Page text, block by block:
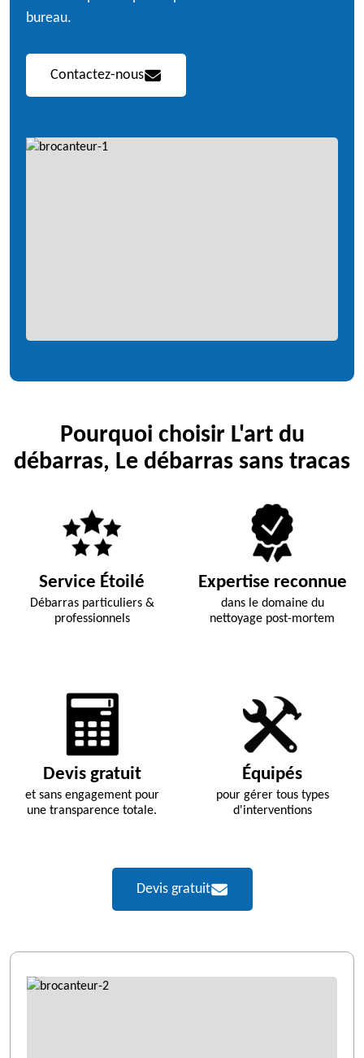
bureau.
Contactez-nous
Pourquoi choisir L'art du
débarras, Le débarras sans tracas
Service Étoilé
Débarras particuliers &
professionnels
Expertise reconnue
dans le domaine du
nettoyage post-mortem
Devis gratuit
et sans engagement pour
une transparence totale.
Équipés
pour gérer tous types
d'interventions
Devis gratuit